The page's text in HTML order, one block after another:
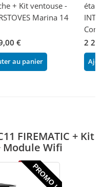
+ Kit ventouse -
Marina 14
€
au panier
2
FIREMATIC + Kit
Wifi
PROMO !